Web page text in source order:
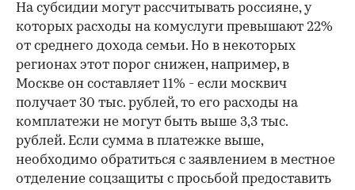
На субсидии могут рассчитывать россияне, у
которых расходы на комуслуги превышают 22%
от среднего дохода семьи. Но в некоторых
регионах этот порог снижен, например, в
Москве он составляет 11% - если москвич
получает 30 тыс. рублей, то его расходы на
комплатежи не могут быть выше 3,3 тыс.
рублей. Если сумма в платежке выше,
необходимо обратиться с заявлением в местное
отделение соцзащиты с просьбой предоставить